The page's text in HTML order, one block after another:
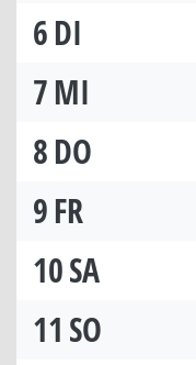
6DI
7MI
8DO
9FR
10SA
11 SO